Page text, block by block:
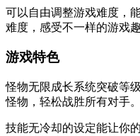
可以自由调整游戏难度，
难度，感受不一样的游戏趣
游戏特色
怪物无限成长系统突破等
怪物，轻松战胜所有对手。
技能无冷却的设定能让你